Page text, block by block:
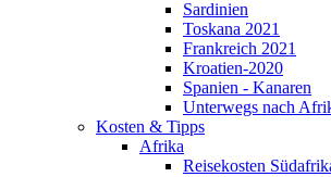
Sardinien
Toskana 2021
Frankreich 2021
Kroatien-2020
Spanien - Kanaren
Unterwegs nach
Kosten & Tipps
Afrika
Reisekosten